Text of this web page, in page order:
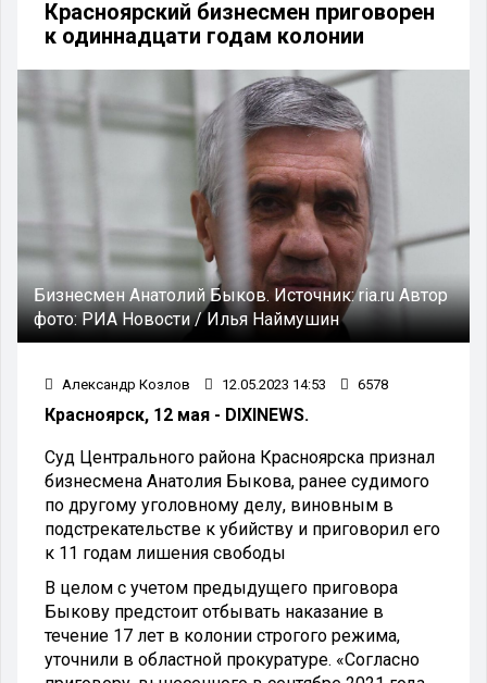
Красноярский бизнесмен приговорен
к одиннадцати годам колонии
Бизнесмен Анатолий Быков. Источник:ria.ruАвтор
фото:РИА Новости / Илья Наймушин
Александр Козлов 12.05.2023 14:53 6578
Красноярск, 12 мая - DIXINEWS.
Суд Центрального района Красноярска признал
бизнесмена Анатолия Быкова, ранее судимого
по другому уголовному делу, виновным в
подстрекательстве к убийству и приговорил его
к 11 годам лишения свободы
В целом с учетом предыдущего приговора
Быкову предстоит отбывать наказание в
течение 17 лет в колонии строгого режима,
уточнили в областной прокуратуре. «Согласно